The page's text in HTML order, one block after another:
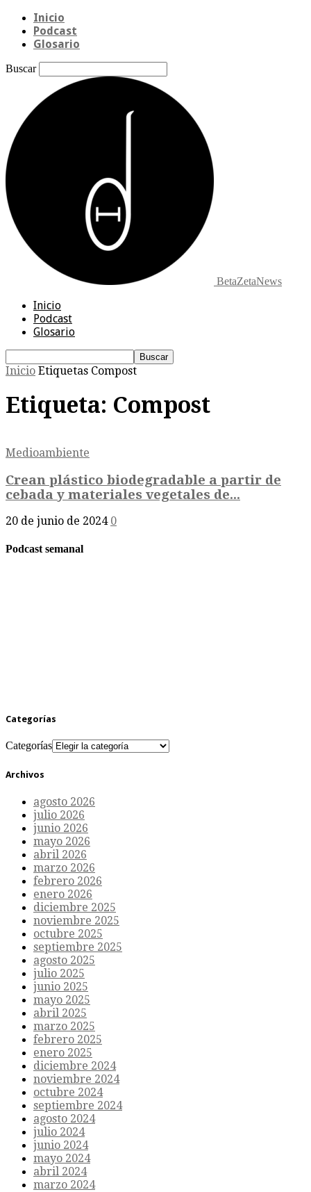
Inicio
Podcast
Glosario
Buscar
BetaZetaNews
Inicio
Podcast
Glosario
Inicio Etiquetas Compost
Etiqueta: Compost
Medioambiente
Crean plástico biodegradable a partir de
cebada y materiales vegetales de...
20 de junio de 2024 0
Podcast semanal
Categorías
Categorías
Archivos
agosto 2026
julio 2026
junio 2026
mayo 2026
abril 2026
marzo 2026
febrero 2026
enero 2026
diciembre 2025
noviembre 2025
octubre 2025
septiembre 2025
agosto 2025
julio 2025
junio 2025
mayo 2025
abril 2025
marzo 2025
febrero 2025
enero 2025
diciembre 2024
noviembre 2024
octubre 2024
septiembre 2024
agosto 2024
julio 2024
junio 2024
mayo 2024
abril 2024
marzo 2024